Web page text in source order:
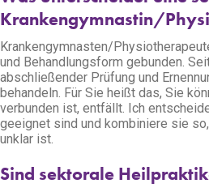
Krankengymnastin/
Krankengymnasten/
und Behandlungsform gebunden.
abschließender Prüfung und
behandeln. Für Sie heißt das, Sie
verbunden ist, entfällt. Ich
geeignet sind und kombiniere sie
unklar ist.
Sind sektorale